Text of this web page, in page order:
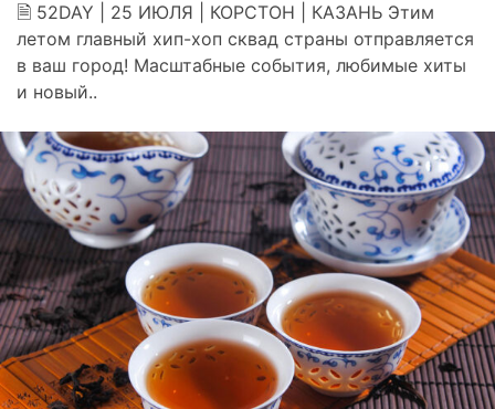
🗎 52DAY | 25 ИЮЛЯ | КОРСТОН | КАЗАНЬ Этим
летом главный хип-хоп сквад страны отправляется
в ваш город! Масштабные события, любимые хиты
и новый..